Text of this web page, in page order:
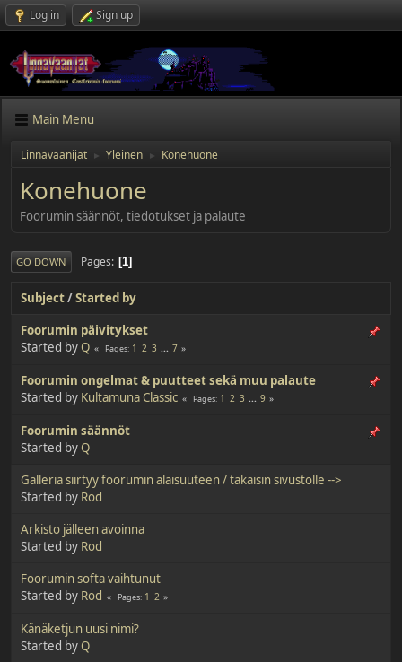
Log in Sign up
Main Menu
Linnavaanijat ► Yleinen ► Konehuone
Konehuone
Foorumin säännöt, tiedotukset ja palaute
GO DOWN Pages 1
Subject/Started by
Foorumin päivitykset
Started by Q Pages 1 2 3 ... 7
Foorumin ongelmat & puutteet sekä muu palaute
Started by Kultamuna Classic Pages 1 2 3 ... 9
Foorumin säännöt
Started by Q
Galleria siirtyy foorumin alaisuuteen / takaisin sivustolle -->
Started by Rod
Arkisto jälleen avoinna
Started by Rod
Foorumin softa vaihtunut
Started by Rod Pages 1 2
Känäketjun uusi nimi?
Started by Q